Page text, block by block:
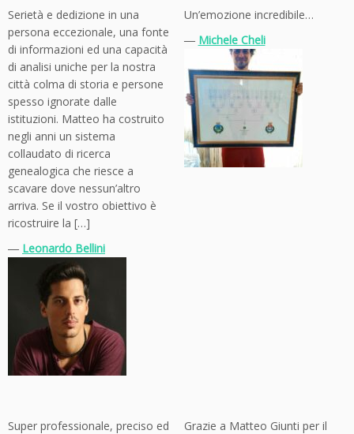
Serietà e dedizione in una
persona eccezionale, una fonte
di informazioni ed una capacità
di analisi uniche per la nostra
città colma di storia e persone
spesso ignorate dalle
istituzioni. Matteo ha costruito
negli anni un sistema
collaudato di ricerca
genealogica che riesce a
scavare dove nessun’altro
arriva. Se il vostro obiettivo è
ricostruire la […]
― Leonardo Bellini
Un’emozione incredibile…
― Michele Cheli
Super professionale, preciso ed
Grazie a Matteo Giunti per il